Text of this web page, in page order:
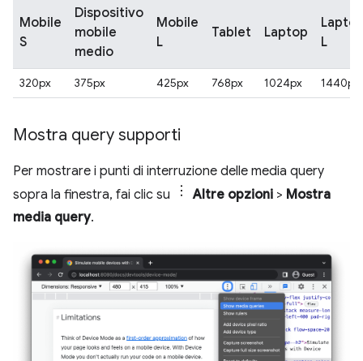
Mobile
S
Dispositivo
mobile
medio
Mobile
L
Tablet Laptop
L
320px 375px 425px 768px 1024px 1440px
Mostra query supporti
Per mostrare i punti di interruzione delle media query
sopra la finestra, fai clic su
Altre opzioni > Mostra
media query.